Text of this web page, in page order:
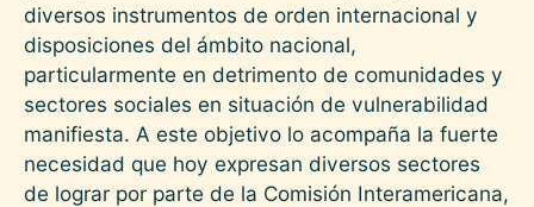
diversos instrumentos de orden internacional y
disposiciones del ámbito nacional,
particularmente en detrimento de comunidades y
sectores sociales en situación de vulnerabilidad
manifiesta. A este objetivo lo acompaña la fuerte
necesidad que hoy expresan diversos sectores
de lograr por parte de la Comisión Interamericana,